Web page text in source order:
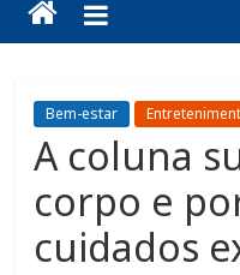
Bem-estar
A coluna
corpo e
cuidados